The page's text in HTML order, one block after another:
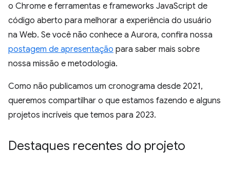
o Chrome e ferramentas e frameworks JavaScript de
código aberto para melhorar a experiência do usuário
na Web. Se você não conhece a Aurora, confira nossa
postagem de apresentação para saber mais sobre
nossa missão e metodologia.
Como não publicamos um cronograma desde 2021,
queremos compartilhar o que estamos fazendo e alguns
projetos incríveis que temos para 2023.
Destaques recentes do projeto